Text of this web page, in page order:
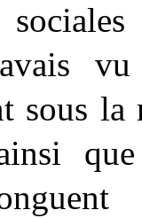
vu
sous la